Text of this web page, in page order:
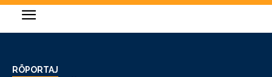
RÖPORTAJ